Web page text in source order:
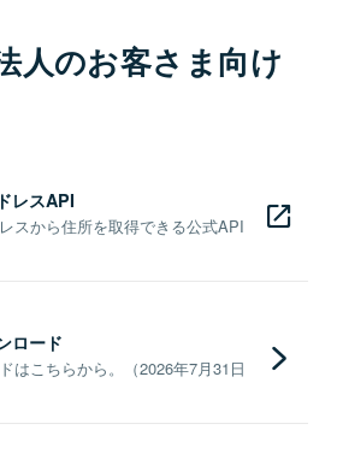
人のお客さま向け
レスAPI
スから住所を取得できる公式API
ロード
はこちらから。（2026年7月31日